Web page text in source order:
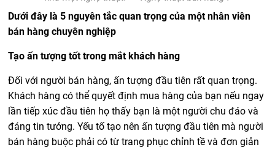
Dưới đây là 5 nguyên tắc quan trọng của một nhân viên
bán hàng chuyên nghiệp
Tạo ấn tượng tốt trong mắt khách hàng
Đối với người bán hàng, ấn tượng đầu tiên rất quan trọng.
Khách hàng có thể quyết định mua hàng của bạn nếu ngay
lần tiếp xúc đầu tiên họ thấy bạn là một người chu đáo và
đáng tin tưởng. Yếu tố tạo nên ấn tượng đầu tiên mà người
bán hàng buộc phải có từ trang phục chỉnh tề và đơn giản